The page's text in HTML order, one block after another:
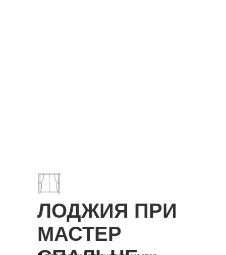
ЛОДЖИЯ ПРИ
МАСТЕР